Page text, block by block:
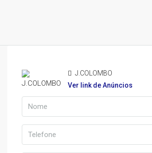
J.COLOMBO
Ver link de Anúncios